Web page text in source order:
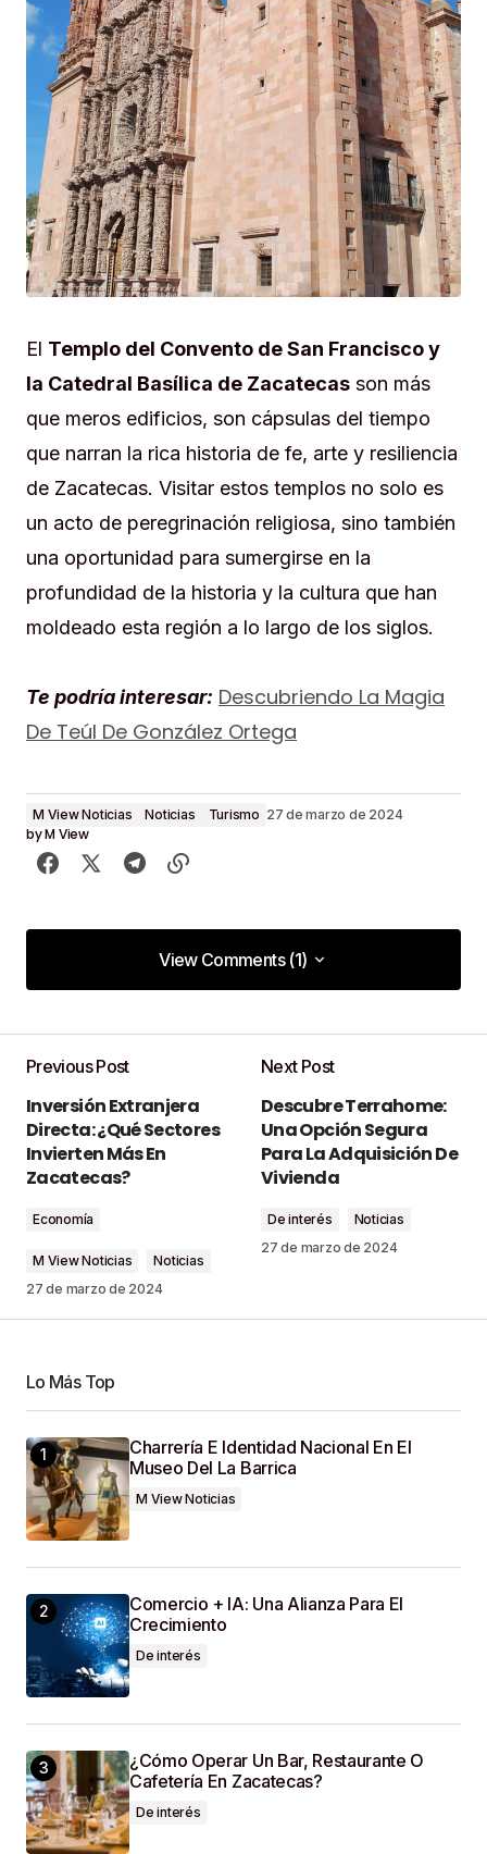
El Templo del Convento de San Francisco y
la Catedral Basílica de Zacatecas son más
que meros edificios, son cápsulas del tiempo
que narran la rica historia de fe, arte y resiliencia
de Zacatecas. Visitar estos templos no solo es
un acto de peregrinación religiosa, sino también
una oportunidad para sumergirse en la
profundidad de la historia y la cultura que han
moldeado esta región a lo largo de los siglos.
Te podría interesar: Descubriendo La Magia
De Teúl De González Ortega
M View Noticias Noticias Turismo 27 de marzo de 2024
byM View
View Comments (1)
View Comments (1)
[…] Te podría interesar: Los templos de
Zacatecas: ¿Cuál es el de más años de historia?
Fallece el Papa Francisco a los 88 años - M VIEW
21 de abril de 2025 at 09:39
Tu dirección de correo electrónico no será
Your Name*
Your E-Mail
Guardar Mi Nombre, Correo Electrónico Y Sitio
Web En Este Navegador Para La Próxima Vez
SUBMIT COMMENT
Previous Post
Inversión Extranjera
Directa: ¿Qué Sectores
Invierten Más En
Zacatecas?
Economía
M View Noticias
Noticias
27 de marzo de 2024
Next Post
Descubre Terrahome:
Una Opción Segura
Para La Adquisición De
Vivienda
De interés
Noticias
27 de marzo de 2024
Lo Más Top
Charrería E Identidad Nacional En El
Museo Del La Barrica
M View Noticias
Comercio + IA: Una Alianza Para El
Crecimiento
De interés
¿Cómo Operar Un Bar, Restaurante O
Cafetería En Zacatecas?
De interés